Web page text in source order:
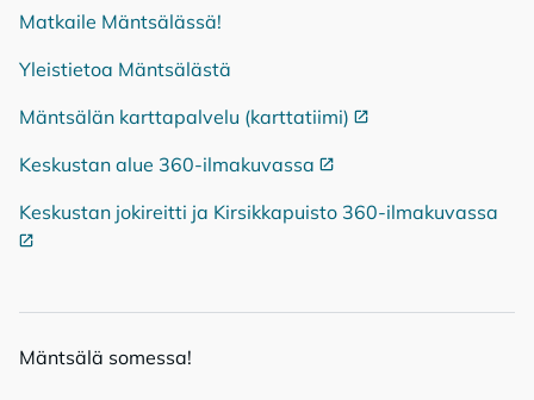
Matkaile Mäntsälässä!
Yleistietoa Mäntsälästä
Mäntsälän karttapalvelu (karttatiimi) Ulkoinen linkki
Keskustan alue 360-ilmakuvassa Ulkoinen linkki
Keskustan jokireitti ja Kirsikkapuisto 360-ilmakuvassa
Mänt­sä­lä so­mes­sa!